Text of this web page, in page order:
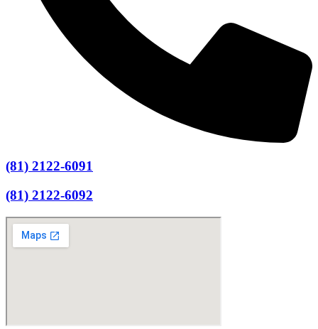
(81) 2122-6091
(81) 2122-6092